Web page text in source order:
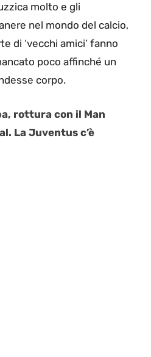
molto e gli
nel mondo del calcio,
di ‘vecchi amici’ fanno
poco affinché un
corpo.
rottura con il Man
La Juventus c’è